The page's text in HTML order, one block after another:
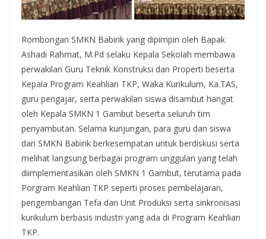
Rombongan SMKN Babirik yang dipimpin oleh Bapak
Ashadi Rahmat, M.Pd selaku Kepala Sekolah membawa
perwakilan Guru Teknik Konstruksi dan Properti beserta
Kepala Program Keahlian TKP, Waka Kurikulum, Ka.TAS,
guru pengajar, serta perwakilan siswa disambut hangat
oleh Kepala SMKN 1 Gambut beserta seluruh tim
penyambutan. Selama kunjungan, para guru dan siswa
dari SMKN Babirik berkesempatan untuk berdiskusi serta
melihat langsung berbagai program unggulan yang telah
diimplementasikan oleh SMKN 1 Gambut, terutama pada
Porgram Keahlian TKP seperti proses pembelajaran,
pengembangan Tefa dan Unit Produksi serta sinkronisasi
kurikulum berbasis industri yang ada di Program Keahlian
TKP.